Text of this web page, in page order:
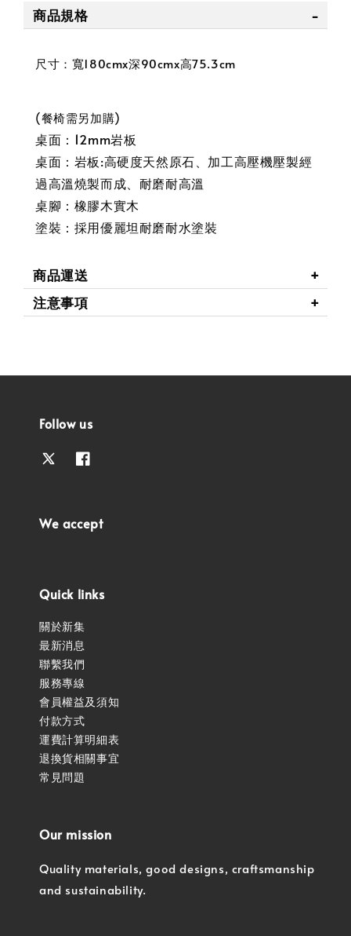
商品規格
尺寸：寬180cmx深90cmx高75.3cm
(餐椅需另加購)
桌面：12mm岩板
桌面：岩板:高硬度天然原石、加工高壓機壓製經
過高溫燒製而成、耐磨耐高溫
桌腳：橡膠木實木
塗裝：採用優麗坦耐磨耐水塗裝
商品運送
注意事項
Follow us
We accept
Quick links
關於新集
最新消息
聯繫我們
服務專線
會員權益及須知
付款方式
運費計算明細表
退換貨相關事宜
常見問題
Our mission
Quality materials, good designs, craftsmanship
and sustainability.